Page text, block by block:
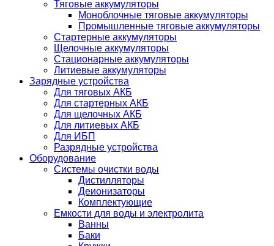
Тяговые аккумуляторы
Моноблочные тяговые аккумуляторы
Промышленные тяговые аккумуляторы
Стартерные аккумуляторы
Щелочные аккумуляторы
Стационарные аккумуляторы
Литиевые аккумуляторы
Зарядные устройства
Для тяговых АКБ
Для стартерных АКБ
Для щелочных АКБ
Для литиевых АКБ
Для ИБП
Разрядные устройства
Оборудование
Системы очистки воды
Дистилляторы
Деионизаторы
Комплектующие
Емкости для воды и электролита
Ванны
Баки